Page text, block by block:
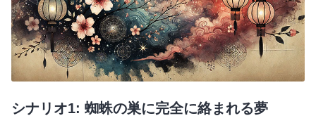
シナリオ1: 蜘蛛の巣に完全に絡まれる夢